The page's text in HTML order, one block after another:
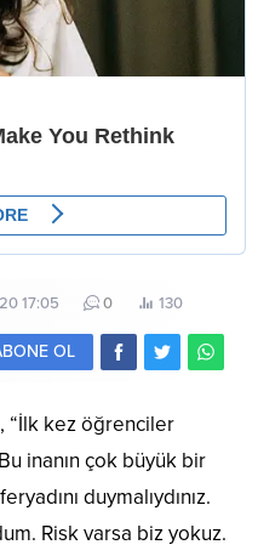
17:05 0 130
OL
“İlk kez öğrenciler
inanın çok büyük bir
duymalıydınız.
Risk varsa biz yokuz.